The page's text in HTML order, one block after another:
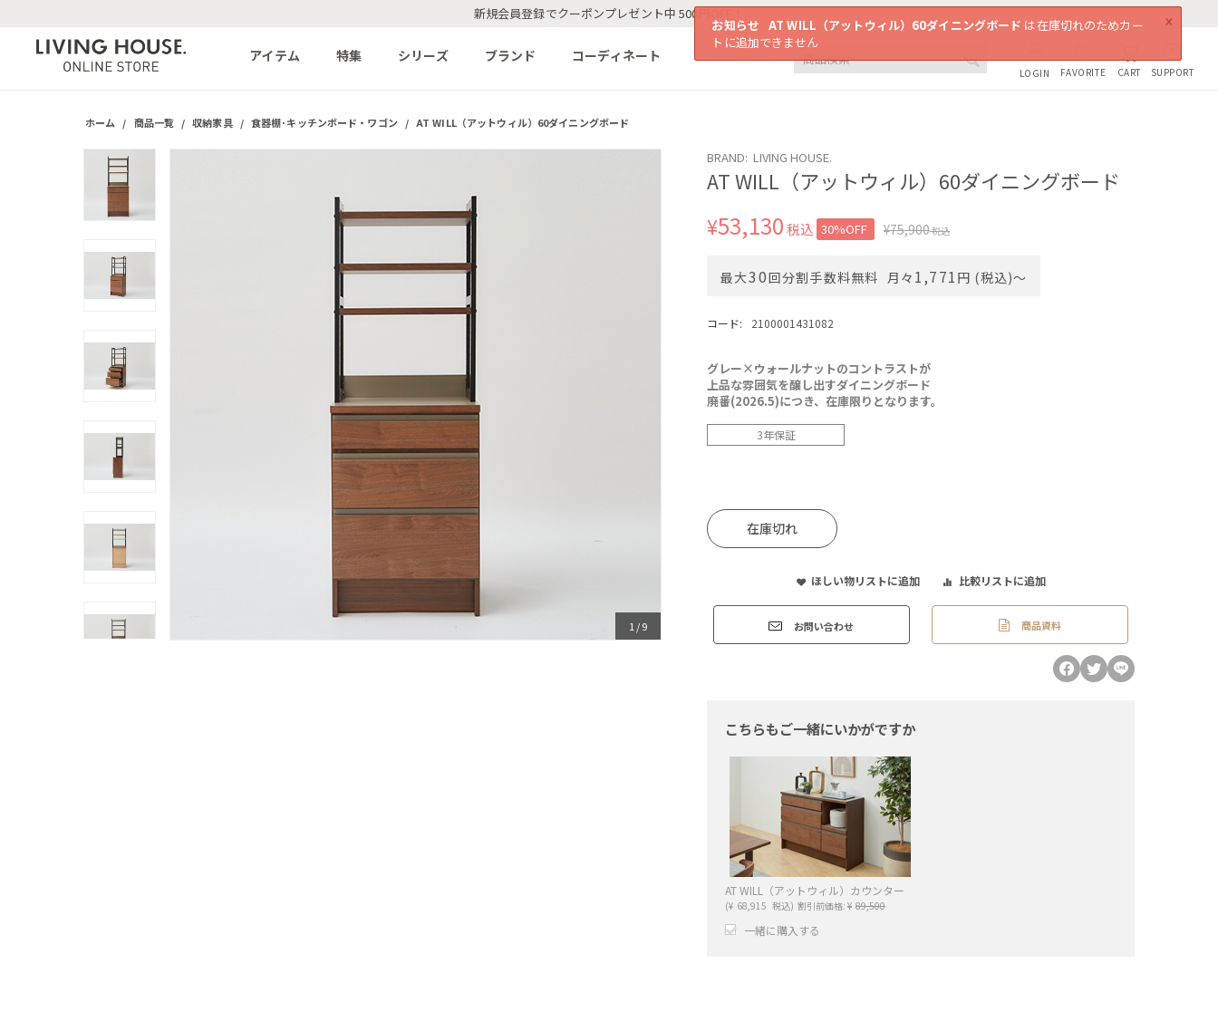
×
お知らせ AT WILL（アットウィル）60ダイニングボード は在庫切れのためカー
トに追加できません
新規会員登録でクーポンプレゼント中 500円OFF！
アイテム 特集 シリーズ ブランド コーディネート
SUPPORT
CART
FAVORITE
LOGIN
ホーム / 商品一覧 / 収納家具 / 食器棚･キッチンボード・ワゴン / AT WILL（アットウィル）60ダイニングボード
1 /9
BRAND: LIVING HOUSE.
AT WILL（アットウィル）60ダイニングボード
¥53,130税込 30%OFF ¥75,900税込
最大30回分割手数料無料 月々 1,771 円 (税込)〜
コード: 2100001431082
グレー×ウォールナットのコントラストが
上品な雰囲気を醸し出すダイニングボード
廃番(2026.5)につき、在庫限りとなります。
3年保証
在庫切れ
ほしい物リストに追加 比較リストに追加
お問い合わせ 商品資料
こちらもご一緒にいかがですか
AT WILL（アットウィル）カウンター
(¥ 68,915 税込) 割引前価格: ¥ 89,500
一緒に購入する